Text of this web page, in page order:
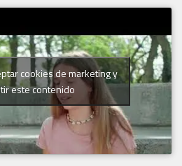
cookies de marketing y
este contenido